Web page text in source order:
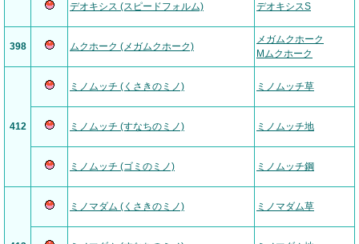
デオキシス (スピードフォルム) デオキシスS
398 ムクホーク (メガムクホーク)
メガムクホーク
Mムクホーク
412
ミノムッチ (くさきのミノ) ミノムッチ草
ミノムッチ (すなちのミノ) ミノムッチ地
ミノムッチ (ゴミのミノ) ミノムッチ鋼
ミノマダム (くさきのミノ) ミノマダム草